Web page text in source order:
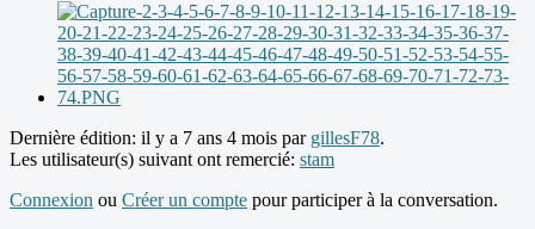
Dernière édition: il y a 7 ans 4 mois par gillesF78.
Les utilisateur(s) suivant ont remercié: stam
Connexion ou Créer un compte pour participer à la conversation.